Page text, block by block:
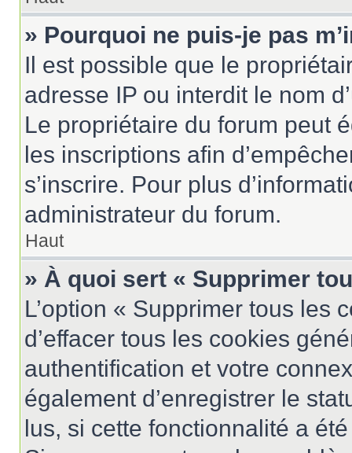
» Pourquoi ne puis-je pas
Il est possible que le
adresse IP ou interdit le nom
Le propriétaire du forum peut
les inscriptions afin
s’inscrire. Pour plus
administrateur du forum.
Haut
» À quoi sert « Supprimer
L’option « Supprimer tous les
d’effacer tous les cookies
authentification et votre
également d’enregistrer le
lus, si cette fonctionnalité a